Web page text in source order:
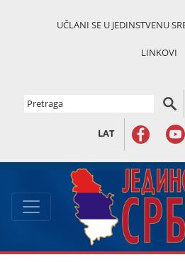
UČLANI SE U JEDINSTVENU
LINKOVI
LAT